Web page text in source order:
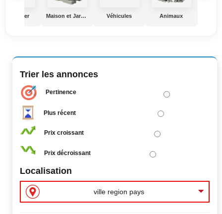
Immobilier Maison et Jardin Véhicules Animaux
Trier les annonces
Pertinence
Plus récent
Prix croissant
Prix décroissant
Localisation
ville region pays